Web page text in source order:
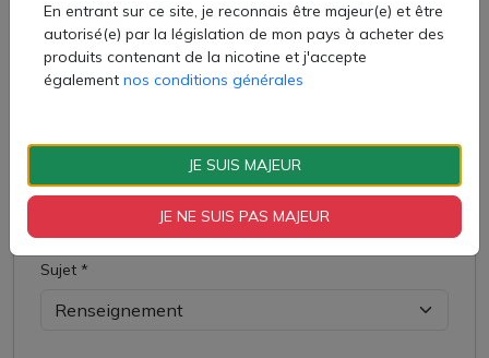
Votre email *
Sujet *
En entrant sur ce site, je reconnais être majeur(e) et être
autorisé(e) par la législation de mon pays à acheter des
produits contenant de la nicotine et j'accepte
également nos conditions générales
JE SUIS MAJEUR
JE NE SUIS PAS MAJEUR